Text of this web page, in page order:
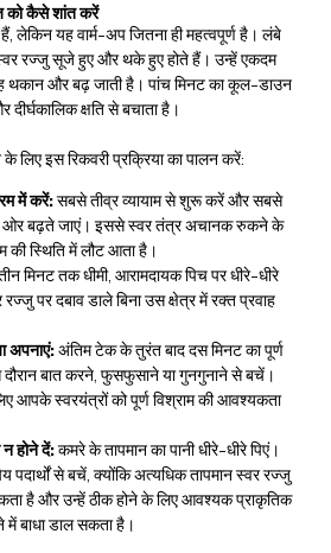
को कैसे शांत करें
लेकिन यह वार्म-अप जितना ही महत्वपूर्ण है। लंबे
रज्जु सूजे हुए और थके हुए होते हैं। उन्हें एकदम
थकान और बढ़ जाती है। पांच मिनट का कूल-डाउन
क्षति से बचाता है।
लिए इस रिकवरी प्रक्रिया का पालन करें:
में करें:सबसे तीव्र व्यायाम से शुरू करें और सबसे
ओर बढ़ते जाएं। इससे स्वर तंत्र अचानक रुकने के
की स्थिति में लौट आता है।
मिनट तक धीमी, आरामदायक पिच पर धीरे-धीरे
पर दबाव डाले बिना उस क्षेत्र में रक्त प्रवाह
अपनाएं:अंतिम टेक के तुरंत बाद दस मिनट का पूर्ण
दौरान बात करने, फुसफुसाने या गुनगुनाने से बचें।
स्वरयंत्रों को पूर्ण विश्राम की आवश्यकता
न होने दें:कमरे के तापमान का पानी धीरे-धीरे पिएं।
पदार्थों से बचें, क्योंकि अत्यधिक तापमान स्वर रज्जु
है और उन्हें ठीक होने के लिए आवश्यक प्राकृतिक
में बाधा डाल सकता है।